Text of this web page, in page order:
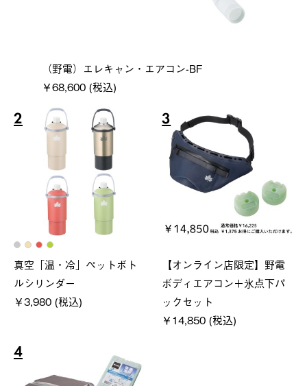
（野電）エレキャン・エアコン-BF
￥68,600 (税込)
2
真空「温・冷」ペットボト
ルシリンダー
￥3,980 (税込)
3
【オンライン店限定】野電
ボディエアコン＋氷点下パ
ックセット
￥14,850 (税込)
4